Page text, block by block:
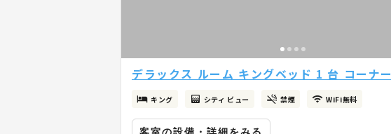
デラックス ルーム キングベッド 1 台 コーナー
キング シティ ビュー 禁煙 WiFi無料